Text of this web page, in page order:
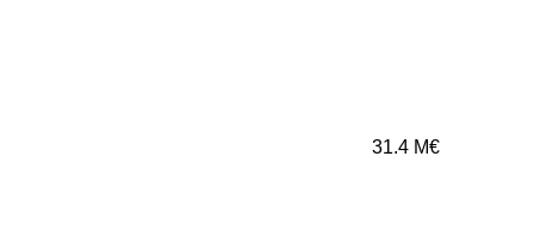
31.4 M€